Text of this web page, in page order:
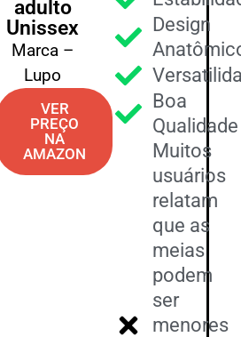
adulto
Unissex
Marca –
Lupo
VER
PREÇO
NA
AMAZON
Design
Boa
Qualidade
Muitos
usuários
relatam
que as
meias
podem
ser
menores